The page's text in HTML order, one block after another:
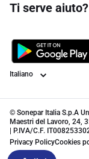
Ti serve aiuto?
Lingua
© Sonepar Italia S.p.A
Maestri del Lavoro, 24,
| P.IVA/C.F.
Privacy PolicyCookies